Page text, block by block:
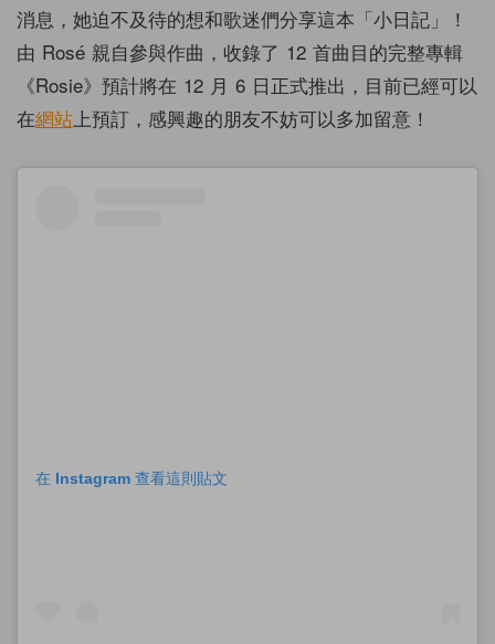
消息，她迫不及待的想和歌迷們分享這本「小日記」！
由 Rosé 親自參與作曲，收錄了 12 首曲目的完整專輯
《Rosie》預計將在 12 月 6 日正式推出，目前已經可以
在網站 上預訂，感興趣的朋友不妨可以多加留意！
在 Instagram 查看這則貼文